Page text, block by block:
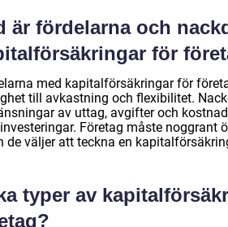
är fördelarna och
för
med kapitalförsäkringar för
till avkastning och flexibilitet.
av uttag, avgifter och
Företag måste noggrant
de väljer att teckna en
typer av